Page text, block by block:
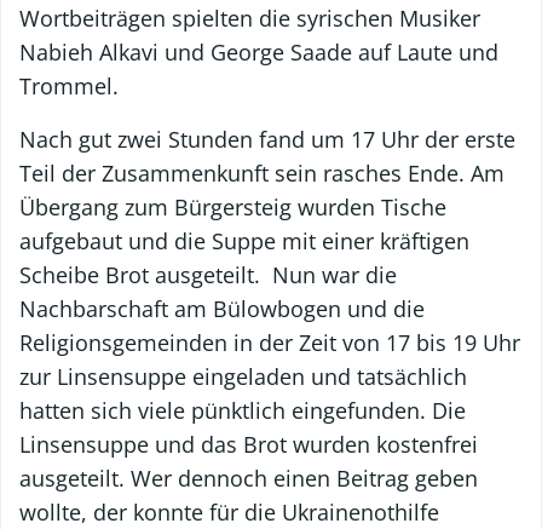
Wortbeiträgen spielten die syrischen Musiker
Nabieh Alkavi und George Saade auf Laute und
Trommel.
Nach gut zwei Stunden fand um 17 Uhr der erste
Teil der Zusammenkunft sein rasches Ende. Am
Übergang zum Bürgersteig wurden Tische
aufgebaut und die Suppe mit einer kräftigen
Scheibe Brot ausgeteilt. Nun war die
Nachbarschaft am Bülowbogen und die
Religionsgemeinden in der Zeit von 17 bis 19 Uhr
zur Linsensuppe eingeladen und tatsächlich
hatten sich viele pünktlich eingefunden. Die
Linsensuppe und das Brot wurden kostenfrei
ausgeteilt. Wer dennoch einen Beitrag geben
wollte, der konnte für die Ukrainenothilfe